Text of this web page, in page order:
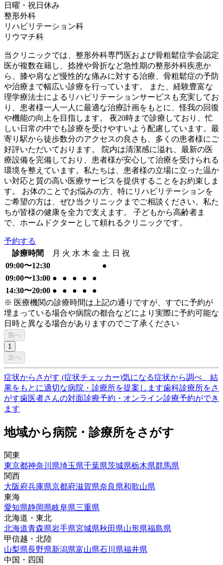
日曜・祝日 休み
整形外科
リハビリテーション科
リウマチ科
当クリニックでは、整形外科専門医および骨粗鬆症学会認定
医が複数在籍し、捻挫や骨折など急性期の整形外科疾患か
ら、膝や肩など慢性的な痛みに対する治療、骨粗鬆症の予防
や治療まで幅広い診療を行っています。 また、経験豊富な
理学療法士によるリハビリテーションサービスも充実してお
り、患者様一人一人に最適な治療計画をもとに、怪我の回復
や機能の向上を目指します。 夜20時まで診療しており、忙
しい日常の中でも診療を受けやすいよう配慮しています。最
寄り駅から徒歩数分のアクセスの良さも、多くの患者様にご
好評いただいております。 院内は清潔感に溢れ、最新の医
療設備を完備しており、患者様が安心して治療を受けられる
環境を整えています。私たちは、患者様の立場に立った温か
い対応と質の高い医療サービスを提供することをお約束しま
す。 お体のことでお悩みの方、特にリハビリテーションを
ご希望の方は、ぜひ当クリニックまでご相談ください。私た
ちが皆様の健康を全力で支えます。 子どもから高齢者ま
で、ホームドクターとして頼れるクリニックです。
予約する
診療時間
月 火 水 木 金 土 日 祝
09:00〜12:30
●
09:00〜13:00 ● ● ● ●
●
14:30〜20:00 ● ● ● ●
●
※ 医療機関の診療時間は上記の通りですが、すでに予約が
埋まっている場合や病院の都合などにより実際に予約可能な
日時と異なる場合がありますのでご了承ください
前へ
1
次へ
症状からさがす (症状チェッカー)気になる症状から調べ、結
果をもとに適切な病院・診療所を提案します歯科診療所をさ
がす歯医者さんの対面診療予約・オンライン診療予約ができ
ます
地域から病院・診療所をさがす
関東
東京都神奈川県埼玉県千葉県茨城県栃木県群馬県
関西
大阪府兵庫県京都府滋賀県奈良県和歌山県
東海
愛知県静岡県岐阜県三重県
北海道・東北
北海道青森県岩手県宮城県秋田県山形県福島県
甲信越・北陸
山梨県長野県新潟県富山県石川県福井県
中国・四国